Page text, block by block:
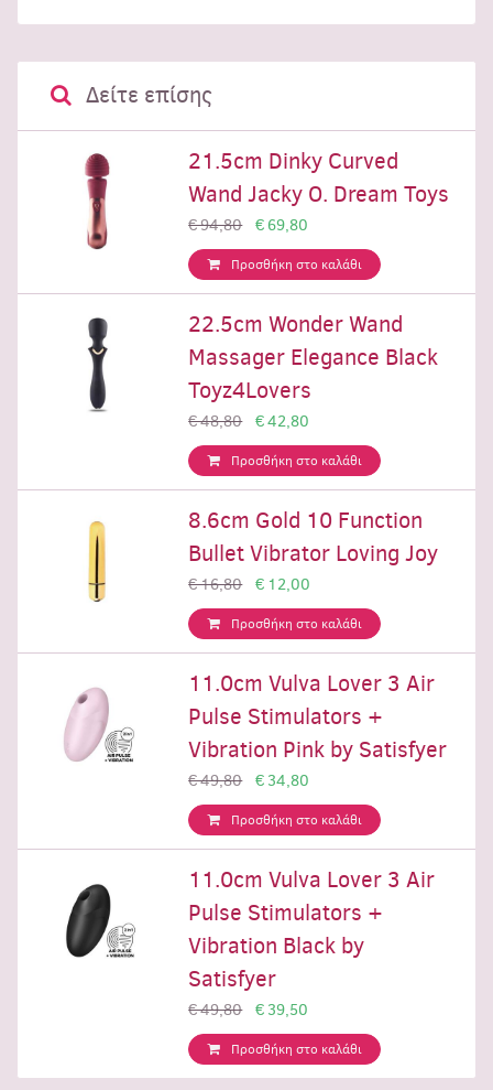
Δείτε επίσης
21.5cm Dinky Curved
Wand Jacky O. Dream Toys
€ 94,80 € 69,80
Προσθήκη στο καλάθι
22.5cm Wonder Wand
Massager Elegance Black
Toyz4Lovers
€ 48,80 € 42,80
Προσθήκη στο καλάθι
8.6cm Gold 10 Function
Bullet Vibrator Loving Joy
€ 16,80 € 12,00
Προσθήκη στο καλάθι
11.0cm Vulva Lover 3 Air
Pulse Stimulators +
Vibration Pink by Satisfyer
€ 49,80 € 34,80
Προσθήκη στο καλάθι
11.0cm Vulva Lover 3 Air
Pulse Stimulators +
Vibration Black by
Satisfyer
€ 49,80 € 39,50
Προσθήκη στο καλάθι